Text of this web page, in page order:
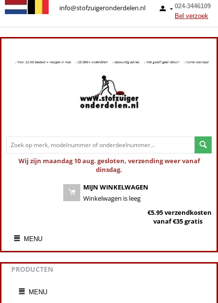
024-3446109
Bel verzoek
info@stofzuigeronderdelen.nl
Wij zijn maandag 10 aug. gesloten, verzending weer vanaf
dinsdag.
MIJN WINKELWAGEN
Winkelwagen is leeg
€5.95 verzendkosten
vanaf €35 gratis
MENU
PRODUCTEN
MENU